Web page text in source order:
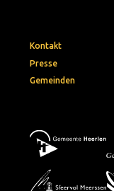
Kontakt
Presse
Gemeinden